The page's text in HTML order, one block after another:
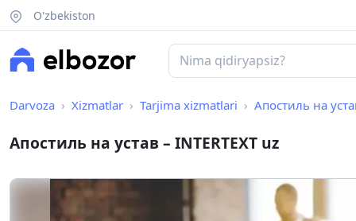
O'zbekiston
Darvoza Xizmatlar Tarjima xizmatlari Апостиль на
Апостиль на устав – INTERTEXT uz